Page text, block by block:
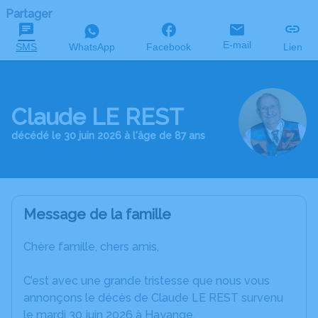
Partager
SMS WhatsApp Facebook E-mail Lien
Claude LE REST
décédé le 30 juin 2026 à l'âge de 87 ans
Message de la famille
Chère famille, chers amis,
C’est avec une grande tristesse que nous vous
annonçons le décès de Claude LE REST survenu
le mardi 30 juin 2026 à Hayange.